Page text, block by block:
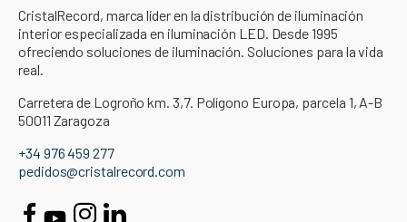
CristalRecord, marca líder en la distribución de iluminación
interior especializada en iluminación LED. Desde 1995
ofreciendo soluciones de iluminación. Soluciones para la vida
real.
Carretera de Logroño km. 3,7. Polígono Europa, parcela 1, A-B
50011 Zaragoza
+34 976 459 277
pedidos@cristalrecord.com